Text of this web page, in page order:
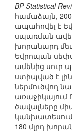
BP Statistical
համաձայն,
ապահովել է
սպառման
խորանարդ
Եվրոպան
ամենից սուր
ստիպված է
ներմուծվող
առաջիկայում
ծավալները
180 մլրդ